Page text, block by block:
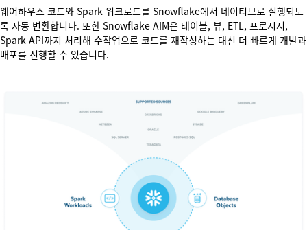
웨어하우스 코드와 Spark 워크로드를 Snowflake에서 네이티브로 실행되도
록 자동 변환합니다. 또한 Snowflake AIM은 테이블, 뷰, ETL, 프로시저,
Spark API까지 처리해 수작업으로 코드를 재작성하는 대신 더 빠르게 개발과
배포를 진행할 수 있습니다.